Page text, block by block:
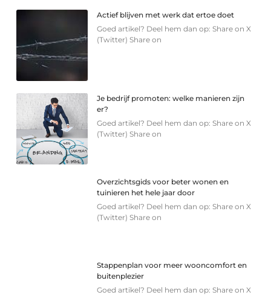
Actief blijven met werk dat ertoe doet
Goed artikel? Deel hem dan op: Share on X
(Twitter) Share on
Je bedrijf promoten: welke manieren zijn
er?
Goed artikel? Deel hem dan op: Share on X
(Twitter) Share on
Overzichtsgids voor beter wonen en
tuinieren het hele jaar door
Goed artikel? Deel hem dan op: Share on X
(Twitter) Share on
Stappenplan voor meer wooncomfort en
buitenplezier
Goed artikel? Deel hem dan op: Share on X